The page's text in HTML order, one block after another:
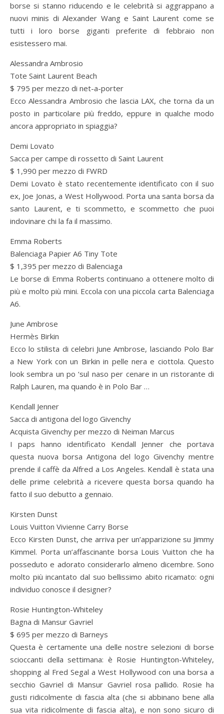
borse si stanno riducendo e le celebrità si aggrappano a
nuovi minis di Alexander Wang e Saint Laurent come se
tutti i loro borse giganti preferite di febbraio non
esistessero mai.
Alessandra Ambrosio
Tote Saint Laurent Beach
$ 795 per mezzo di net-a-porter
Ecco Alessandra Ambrosio che lascia LAX, che torna da un
posto in particolare più freddo, eppure in qualche modo
ancora appropriato in spiaggia?
Demi Lovato
Sacca per campe di rossetto di Saint Laurent
$ 1,990 per mezzo di FWRD
Demi Lovato è stato recentemente identificato con il suo
ex, Joe Jonas, a West Hollywood. Porta una santa borsa da
santo Laurent, e ti scommetto, e scommetto che puoi
indovinare chi la fa il massimo.
Emma Roberts
Balenciaga Papier A6 Tiny Tote
$ 1,395 per mezzo di Balenciaga
Le borse di Emma Roberts continuano a ottenere molto di
più e molto più mini. Eccola con una piccola carta Balenciaga
A6.
June Ambrose
Hermès Birkin
Ecco lo stilista di celebri June Ambrose, lasciando Polo Bar
a New York con un Birkin in pelle nera e ciottola. Questo
look sembra un po ‘sul naso per cenare in un ristorante di
Ralph Lauren, ma quando è in Polo Bar …
Kendall Jenner
Sacca di antigona del logo Givenchy
Acquista Givenchy per mezzo di Neiman Marcus
I paps hanno identificato Kendall Jenner che portava
questa nuova borsa Antigona del logo Givenchy mentre
prende il caffè da Alfred a Los Angeles. Kendall è stata una
delle prime celebrità a ricevere questa borsa quando ha
fatto il suo debutto a gennaio.
Kirsten Dunst
Louis Vuitton Vivienne Carry Borse
Ecco Kirsten Dunst, che arriva per un’apparizione su Jimmy
Kimmel. Porta un’affascinante borsa Louis Vuitton che ha
posseduto e adorato considerarlo almeno dicembre. Sono
molto più incantato dal suo bellissimo abito ricamato: ogni
individuo conosce il designer?
Rosie Huntington-Whiteley
Bagna di Mansur Gavriel
$ 695 per mezzo di Barneys
Questa è certamente una delle nostre selezioni di borse
scioccanti della settimana: è Rosie Huntington-Whiteley,
shopping al Fred Segal a West Hollywood con una borsa a
secchio Gavriel di Mansur Gavriel rosa pallido. Rosie ha
gusti ridicolmente di fascia alta (che si abbinano bene alla
sua vita ridicolmente di fascia alta), e non sono sicuro di